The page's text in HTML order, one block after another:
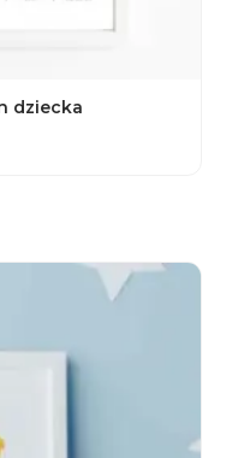
dziecka